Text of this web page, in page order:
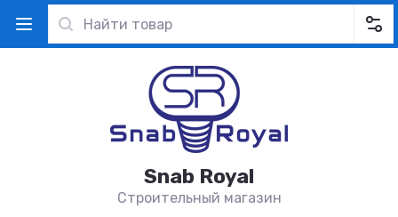
Snab Royal
Строительный магазин